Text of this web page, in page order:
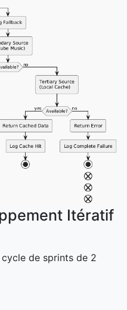
Itératif
de sprints de 2